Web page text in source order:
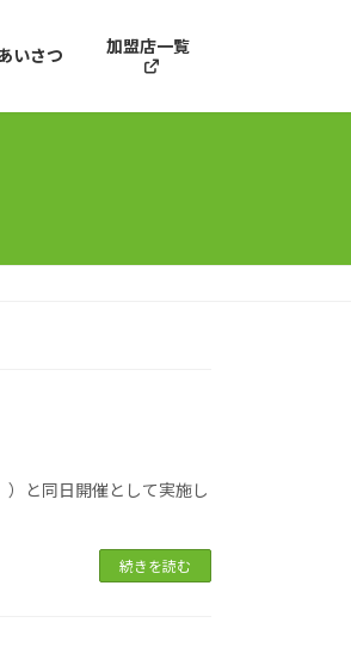
いさつ 加盟店一覧
と同日開催として実施し
続きを読む